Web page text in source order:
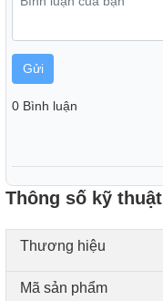
Gửi
0 Bình luận
Thông số kỹ thuật
Thương hiệu
Mã sản phẩm